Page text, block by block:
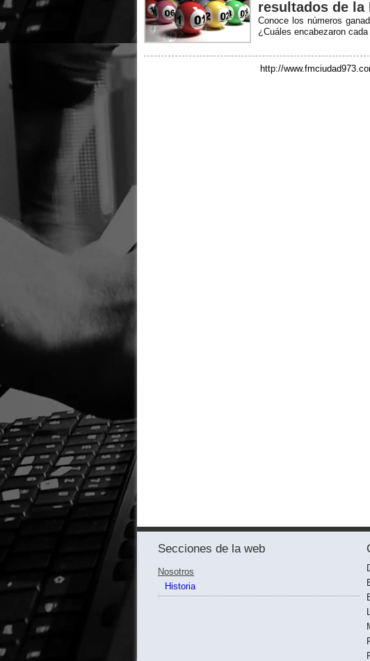
resultados de la
Conoce los números
¿Cuáles encabezaron
http://
Secciones de la web
Nosotros
Historia